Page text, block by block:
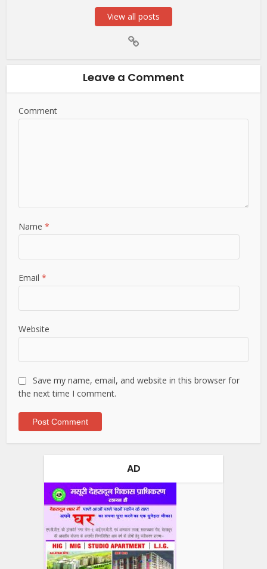
View all posts
Leave a Comment
Comment
Name*
Email*
Website
Save my name, email, and website in this browser for
the next time I comment.
AD